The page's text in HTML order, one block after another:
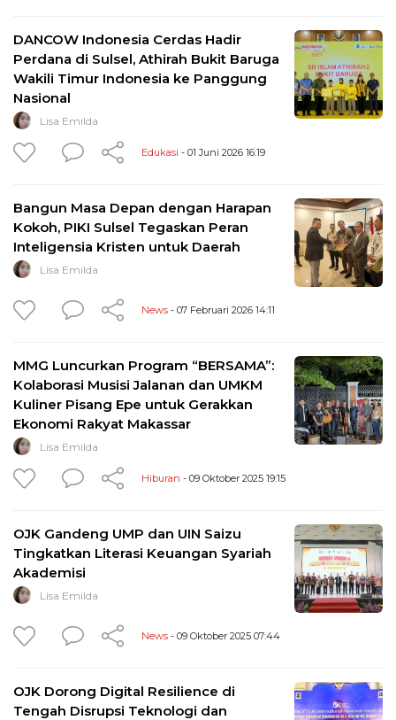
DANCOW Indonesia Cerdas Hadir
Perdana di Sulsel, Athirah Bukit Baruga
Wakili Timur Indonesia ke Panggung
Nasional
Lisa Emilda
Edukasi - 01 Juni 2026 16:19
Bangun Masa Depan dengan Harapan
Kokoh, PIKI Sulsel Tegaskan Peran
Inteligensia Kristen untuk Daerah
Lisa Emilda
News - 07 Februari 2026 14:11
MMG Luncurkan Program “BERSAMA”:
Kolaborasi Musisi Jalanan dan UMKM
Kuliner Pisang Epe untuk Gerakkan
Ekonomi Rakyat Makassar
Lisa Emilda
Hiburan - 09 Oktober 2025 19:15
OJK Gandeng UMP dan UIN Saizu
Tingkatkan Literasi Keuangan Syariah
Akademisi
Lisa Emilda
News - 09 Oktober 2025 07:44
OJK Dorong Digital Resilience di
Tengah Disrupsi Teknologi dan